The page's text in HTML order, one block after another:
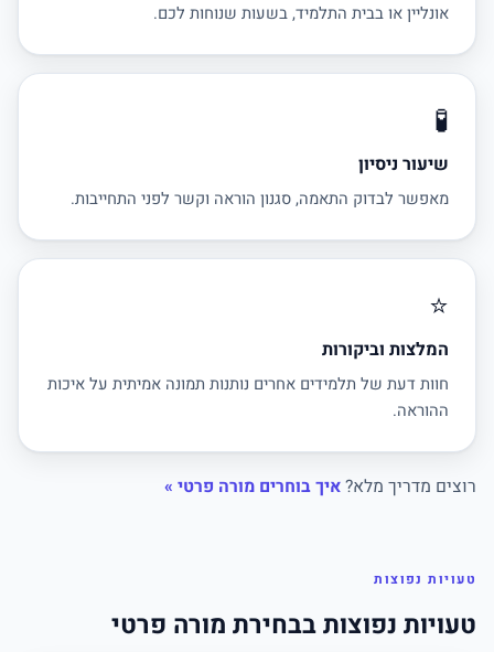
אונליין או בבית התלמיד, בשעות שנוחות לכם.
🧪
שיעור ניסיון
מאפשר לבדוק התאמה, סגנון הוראה וקשר לפני התחייבות.
⭐
המלצות וביקורות
חוות דעת של תלמידים אחרים נותנות תמונה אמיתית על איכות
ההוראה.
רוצים מדריך מלא?איך בוחרים מורה פרטי »
טעויות נפוצות
טעויות נפוצות בבחירת מורה פרטי